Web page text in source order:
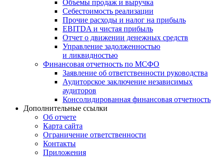
Объемы продаж и выручка
Себестоимость реализации
Прочие расходы и налог на прибыль
EBITDA и чистая прибыль
Отчет о движении денежных средств
Управление задолженностью
и ликвидностью
Финансовая отчетность по МСФО
Заявление об ответственности руководства
Аудиторское заключение независимых
аудиторов
Консолидированная финансовая отчетность
Дополнительные ссылки
Об отчете
Карта сайта
Ограничение ответственности
Контакты
Приложения